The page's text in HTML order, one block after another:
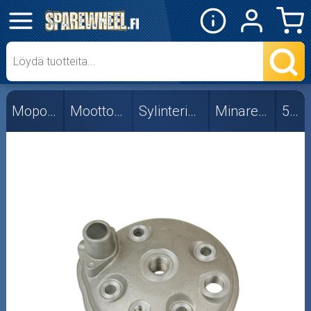
✕
Mopon osat
50cc
Viritys
Moottoripyörän osat
Moottorikelkan osat
Mopon osat Moottorin osat Sylinterin kannet Minarelli AM6 50cc